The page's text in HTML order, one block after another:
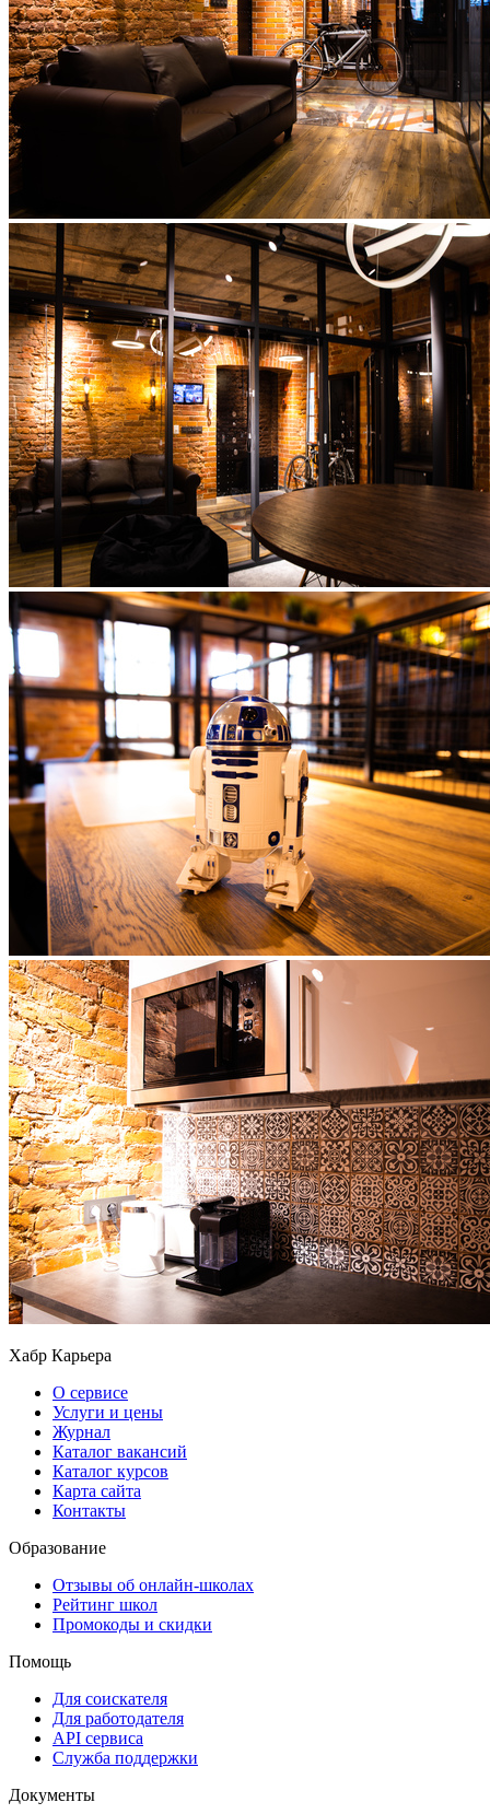
Хабр Карьера
О сервисе
Услуги и цены
Журнал
Каталог вакансий
Каталог курсов
Карта сайта
Контакты
Образование
Отзывы об онлайн-школах
Рейтинг школ
Промокоды и скидки
Помощь
Для соискателя
Для работодателя
API сервиса
Служба поддержки
Документы